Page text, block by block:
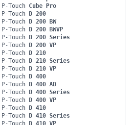
P-Touch Cube Pro
P-Touch D 200
P-Touch D 200 BW
P-Touch D 200 BWVP
P-Touch D 200 Series
P-Touch D 200 VP
P-Touch D 210
P-Touch D 210 Series
P-Touch D 210 VP
P-Touch D 400
P-Touch D 400 AD
P-Touch D 400 Series
P-Touch D 400 VP
P-Touch D 410
P-Touch D 410 Series
P-Touch D 410 VP